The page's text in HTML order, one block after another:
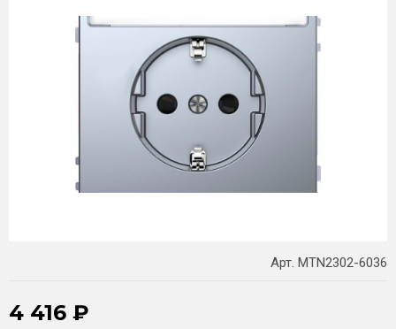
Арт. MTN2302-6036
4 416 ₽